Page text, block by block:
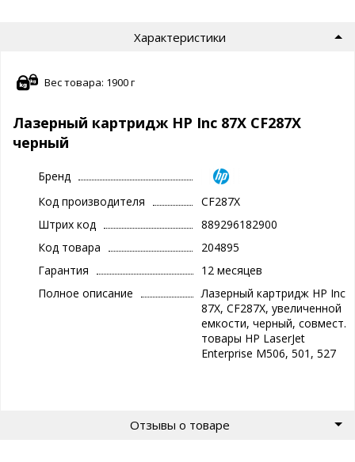
Характеристики
Вес товара: 1900 г
Лазерный картридж HP Inc 87X CF287X
черный
Бренд
Код производителя
CF287X
Штрих код
889296182900
Код товара
204895
Гарантия
12 месяцев
Полное описание
Лазерный картридж HP Inc
87X, CF287X, увеличенной
емкости, черный, совмест.
товары HP LaserJet
Enterprise M506, 501, 527
Отзывы о товаре